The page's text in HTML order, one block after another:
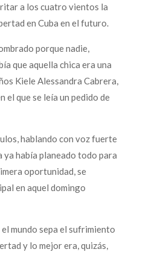
a los cuatro vientos la
en Cuba en el futuro.
porque nadie,
que aquella chica era una
Kiele Alessandra Cabrera,
el que se leía un pedido de
hablando con voz fuerte
había planeado todo para
oportunidad, se
en aquel domingo
mundo sepa el sufrimiento
y lo mejor era, quizás,